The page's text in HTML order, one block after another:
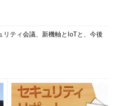
リティ会議、新機軸とIoTと、今後